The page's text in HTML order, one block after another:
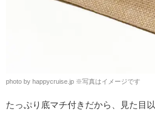
photo by happycruise.jp ※写真はイメージです
たっぷり底マチ付きだから、見た目